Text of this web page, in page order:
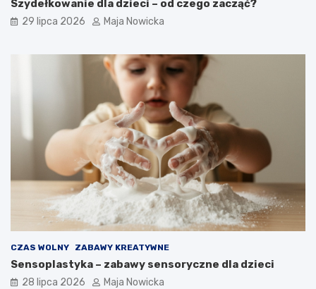
Szydełkowanie dla dzieci – od czego zacząć?
29 lipca 2026 Maja Nowicka
CZAS WOLNY ZABAWY KREATYWNE
Sensoplastyka – zabawy sensoryczne dla dzieci
28 lipca 2026 Maja Nowicka